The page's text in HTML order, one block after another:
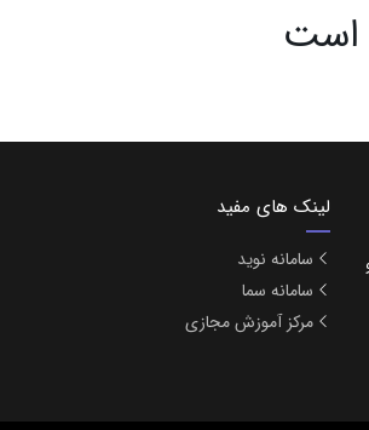
است
لینک های مفید
سامانه نوید
سامانه سما
مرکز آموزش مجازی